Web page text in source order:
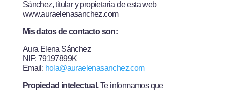
Sánchez, titular y propietaria de esta web
www.auraelenasanchez.com
Mis datos de contacto son:
Aura Elena Sánchez
NIF: 79197899K
Email: hola@auraelenasanchez.com
Propiedad intelectual.­Te informamos que